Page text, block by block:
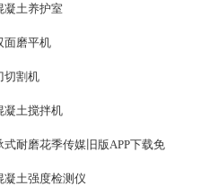
凝土养护室
面磨平机
切割机
凝土搅拌机
式耐磨花季传媒旧版APP下载免
凝土强度检测仪